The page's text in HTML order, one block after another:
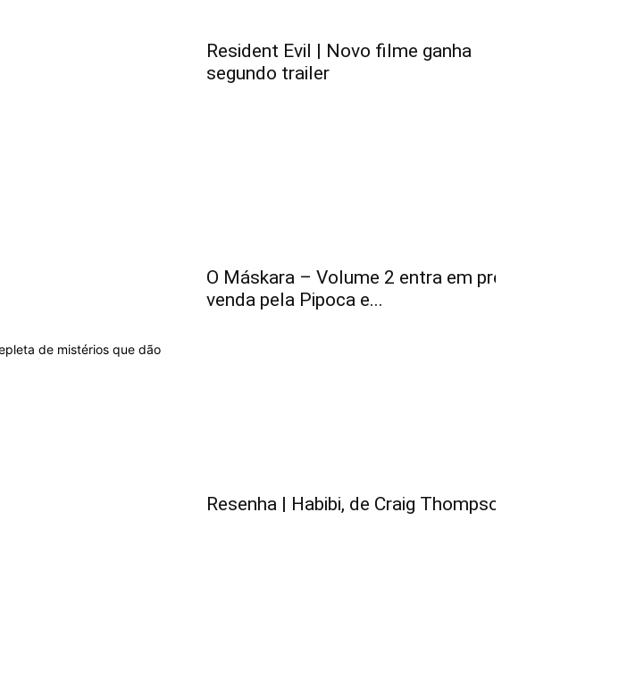
de mistérios que dão
Resident Evil | Novo filme ganha
segundo trailer
O Máskara – Volume 2 entra em pré-
venda pela Pipoca e...
Resenha | Habibi, de Craig Thompson